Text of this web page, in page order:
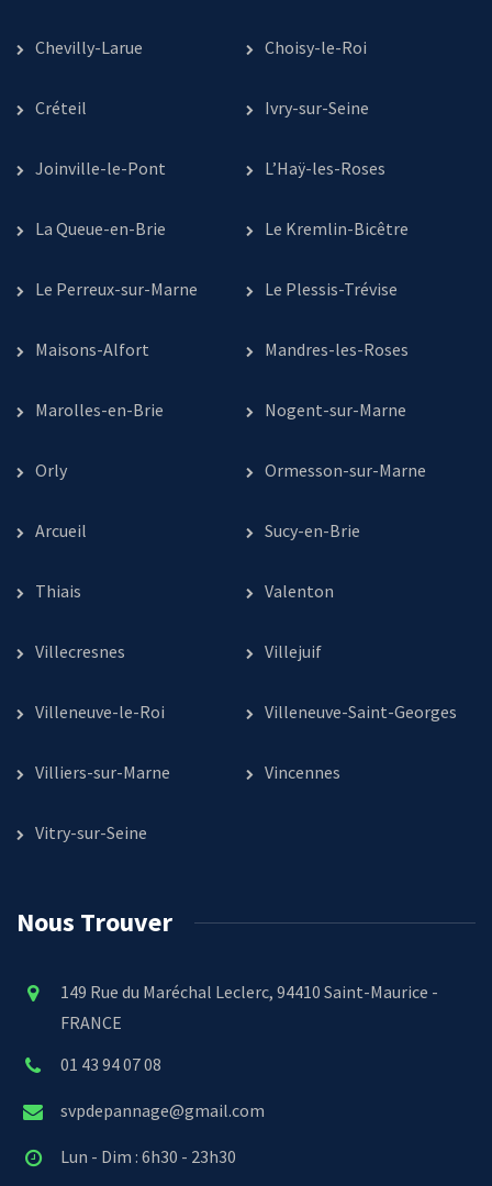
Chevilly-Larue Choisy-le-Roi
Créteil Ivry-sur-Seine
Joinville-le-Pont L’Haÿ-les-Roses
La Queue-en-Brie Le Kremlin-Bicêtre
Le Perreux-sur-Marne Le Plessis-Trévise
Maisons-Alfort Mandres-les-Roses
Marolles-en-Brie Nogent-sur-Marne
Orly Ormesson-sur-Marne
Arcueil Sucy-en-Brie
Thiais Valenton
Villecresnes Villejuif
Villeneuve-le-Roi Villeneuve-Saint-Georges
Villiers-sur-Marne Vincennes
Vitry-sur-Seine
Nous Trouver
149 Rue du Maréchal Leclerc, 94410 Saint-Maurice -
FRANCE
01 43 94 07 08
svpdepannage@gmail.com
Lun - Dim : 6h30 - 23h30